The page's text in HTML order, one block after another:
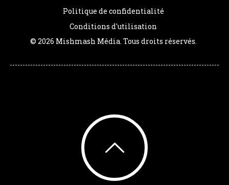
Politique de confidentialité
Conditions d'utilisation
© 2026 Mishmash Média. Tous droits réservés.